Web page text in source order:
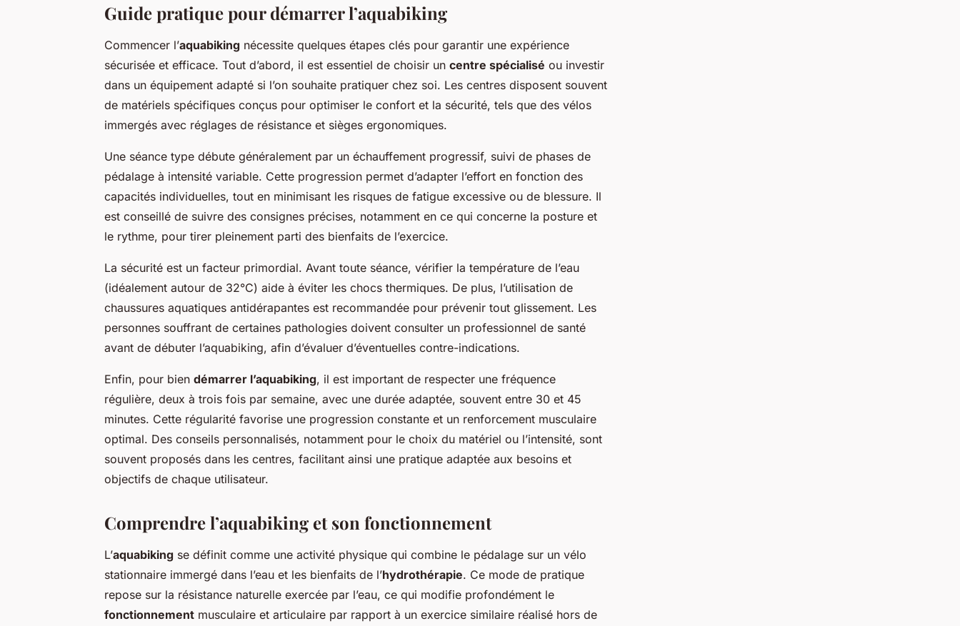
Guide pratique pour démarrer l’aquabiking
Commencer l’aquabiking nécessite quelques étapes clés pour garantir une expérience
sécurisée et efficace. Tout d’abord, il est essentiel de choisir un centre spécialisé ou investir
dans un équipement adapté si l’on souhaite pratiquer chez soi. Les centres disposent souvent
de matériels spécifiques conçus pour optimiser le confort et la sécurité, tels que des vélos
immergés avec réglages de résistance et sièges ergonomiques.
Une séance type débute généralement par un échauffement progressif, suivi de phases de
pédalage à intensité variable. Cette progression permet d’adapter l’effort en fonction des
capacités individuelles, tout en minimisant les risques de fatigue excessive ou de blessure. Il
est conseillé de suivre des consignes précises, notamment en ce qui concerne la posture et
le rythme, pour tirer pleinement parti des bienfaits de l’exercice.
La sécurité est un facteur primordial. Avant toute séance, vérifier la température de l’eau
(idéalement autour de 32°C) aide à éviter les chocs thermiques. De plus, l’utilisation de
chaussures aquatiques antidérapantes est recommandée pour prévenir tout glissement. Les
personnes souffrant de certaines pathologies doivent consulter un professionnel de santé
avant de débuter l’aquabiking, afin d’évaluer d’éventuelles contre-indications.
Enfin, pour bien démarrer l’aquabiking, il est important de respecter une fréquence
régulière, deux à trois fois par semaine, avec une durée adaptée, souvent entre 30 et 45
minutes. Cette régularité favorise une progression constante et un renforcement musculaire
optimal. Des conseils personnalisés, notamment pour le choix du matériel ou l’intensité, sont
souvent proposés dans les centres, facilitant ainsi une pratique adaptée aux besoins et
objectifs de chaque utilisateur.
Comprendre l’aquabiking et son fonctionnement
L’aquabiking se définit comme une activité physique qui combine le pédalage sur un vélo
stationnaire immergé dans l’eau et les bienfaits de l’hydrothérapie. Ce mode de pratique
repose sur la résistance naturelle exercée par l’eau, ce qui modifie profondément le
fonctionnement musculaire et articulaire par rapport à un exercice similaire réalisé hors de